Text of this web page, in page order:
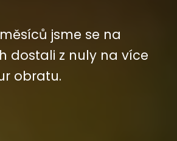
jsme se na
dostali z nuly na více
obratu.